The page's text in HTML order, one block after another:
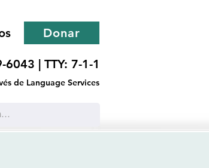
Donar
6043 | TTY: 7-1-1
de Language Services